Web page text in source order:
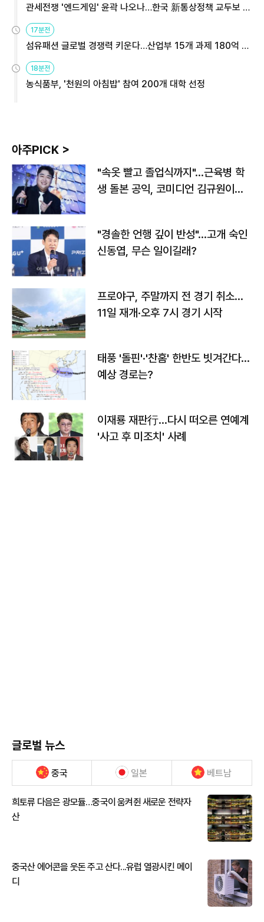
관세전쟁 '엔드게임' 윤곽 나오나…한국 新통상정책 교두보 활
17분전
섬유패션 글로벌 경쟁력 키운다…산업부 15개 과제 180억 지
18분전
농식품부, '천원의 아침밥' 참여 200개 대학 선정
아주PICK >
"속옷 빨고 졸업식까지"…근육병 학
생 돌본 공익, 코미디언 김규원이었
"경솔한 언행 깊이 반성"…고개 숙인
신동엽, 무슨 일이길래?
프로야구, 주말까지 전 경기 취소…
11일 재개·오후 7시 경기 시작
태풍 '돌핀'·'찬홈' 한반도 빗겨간다…
예상 경로는?
이재룡 재판行…다시 떠오른 연예계
'사고 후 미조치' 사례
글로벌 뉴스
중국 일본 베트남
희토류 다음은 광모듈…중국이 움켜쥔 새로운 전략자
산
중국산 에어콘을 웃돈 주고 산다...유럽 열광시킨 메이
디